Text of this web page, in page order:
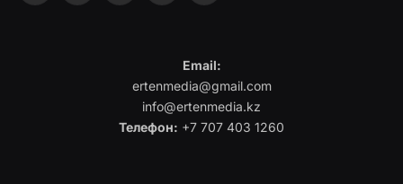
Email:
ertenmedia@gmail.com
info@ertenmedia.kz
Телефон: +7 707 403 1260